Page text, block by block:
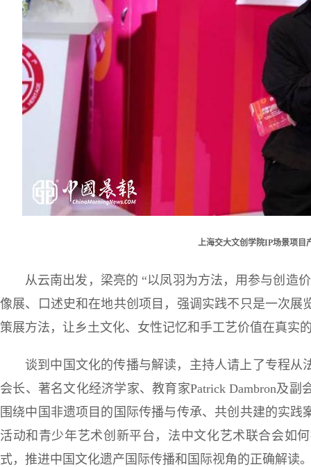
上海交大文创学院IP场景项目
从云南出发，梁亮的 “以凤羽为方法，用参与创造
像展、口述史和在地共创项目，强调实践不只是一次
策展方法，让乡土文化、女性记忆和手工艺价值在真实
谈到中国文化的传播与解读，主持人请上了专程
会长、著名文化经济学家、教育家Patrick Dambron及
围绕中国非遗项目的国际传播与传承、共创共建的实
活动和青少年艺术创新平台，法中文化艺术联合会如
式，推进中国文化遗产国际传播和国际视角的正确解读